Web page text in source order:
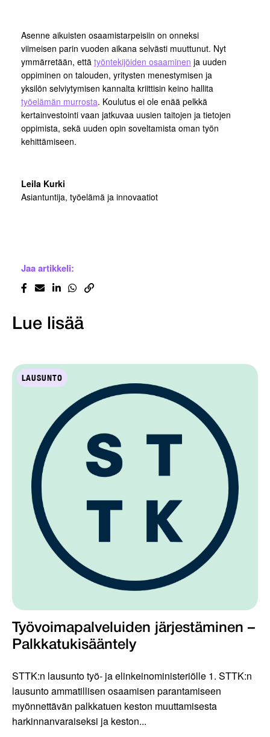
Asenne aikuisten osaamistarpeisiin on onneksi
viimeisen parin vuoden aikana selvästi muuttunut. Nyt
ymmärretään, että työntekijöiden osaaminen ja uuden
oppiminen on talouden, yritysten menestymisen ja
yksilön selviytymisen kannalta kriittisin keino hallita
työelämän murrosta. Koulutus ei ole enää pelkkä
kertainvestointi vaan jatkuvaa uusien taitojen ja tietojen
oppimista, sekä uuden opin soveltamista oman työn
kehittämiseen.
Leila Kurki
Asiantuntija, työelämä ja innovaatiot
Jaa artikkeli:
Lue lisää
LAUSUNTO
Työvoimapalveluiden järjestäminen –
Palkkatukisääntely
STTK:n lausunto työ- ja elinkeinoministeriölle 1. STTK:n
lausunto ammatillisen osaamisen parantamiseen
myönnettävän palkkatuen keston muuttamisesta
harkinnanvaraiseksi ja keston...